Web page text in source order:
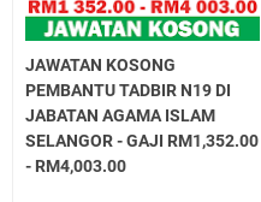
JAWATAN KOSONG
PEMBANTU TADBIR N19 DI
JABATAN AGAMA ISLAM
SELANGOR - GAJI RM1,352.00
- RM4,003.00